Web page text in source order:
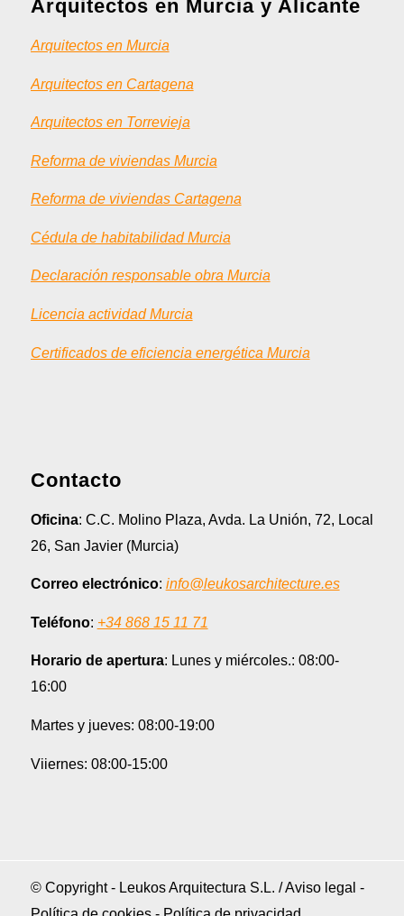
Arquitectos en Murcia y Alicante
Arquitectos en Murcia
Arquitectos en Cartagena
Arquitectos en Torrevieja
Reforma de viviendas Murcia
Reforma de viviendas Cartagena
Cédula de habitabilidad Murcia
Declaración responsable obra Murcia
Licencia actividad Murcia
Certificados de eficiencia energética Murcia
Contacto
Oficina: C.C. Molino Plaza, Avda. La Unión, 72, Local
26, San Javier (Murcia)
Correo electrónico: info@leukosarchitecture.es
Teléfono: +34 868 15 11 71
Horario de apertura: Lunes y miércoles.: 08:00-
16:00
Martes y jueves: 08:00-19:00
Viiernes: 08:00-15:00
© Copyright - Leukos Arquitectura S.L. /Aviso legal -